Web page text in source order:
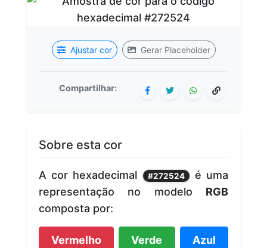
Ajustar cor Gerar Placeholder
Compartilhar:
Sobre esta cor
A cor hexadecimal #272524 é uma
representação no modelo RGB
composta por:
Vermelho Verde Azul